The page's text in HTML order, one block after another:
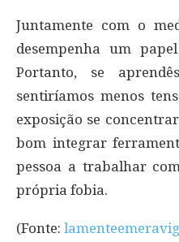
Juntamente com o
desempenha um
Portanto, se
sentiríamos menos
exposição se
bom integrar
pessoa a trabalhar
própria fobia.
(Fonte: